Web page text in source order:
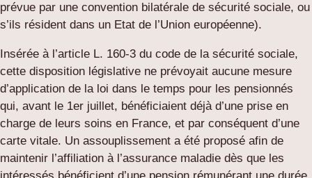
prévue par une convention bilatérale de sécurité sociale, ou
s’ils résident dans un Etat de l’Union européenne).
Insérée à l’article L. 160-3 du code de la sécurité sociale,
cette disposition législative ne prévoyait aucune mesure
d’application de la loi dans le temps pour les pensionnés
qui, avant le 1er juillet, bénéficiaient déjà d’une prise en
charge de leurs soins en France, et par conséquent d’une
carte vitale. Un assouplissement a été proposé afin de
maintenir l’affiliation à l’assurance maladie dès que les